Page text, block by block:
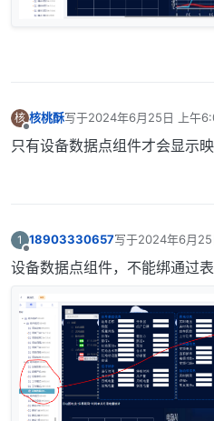
核 核桃酥写于2024年6月25日 上午
最后由 编辑
只有设备数据点组件才会显示
1 18903330657写于2024年6月
最后由 编辑
设备数据点组件，不能绑通过表